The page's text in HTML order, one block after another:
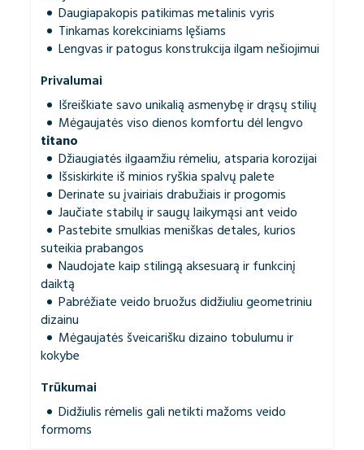
Daugiapakopis patikimas metalinis vyris
Tinkamas korekciniams lęšiams
Lengvas ir patogus konstrukcija ilgam nešiojimui
Privalumai
Išreiškiate savo unikalią asmenybę ir drąsų stilių
Mėgaujatės viso dienos komfortu dėl lengvo
titano
Džiaugiatės ilgaamžiu rėmeliu, atsparia korozijai
Išsiskirkite iš minios ryškia spalvų palete
Derinate su įvairiais drabužiais ir progomis
Jaučiate stabilų ir saugų laikymąsi ant veido
Pastebite smulkias meniškas detales, kurios
suteikia prabangos
Naudojate kaip stilingą aksesuarą ir funkcinį
daiktą
Pabrėžiate veido bruožus didžiuliu geometriniu
dizainu
Mėgaujatės šveicarišku dizaino tobulumu ir
kokybe
Trūkumai
Didžiulis rėmelis gali netikti mažoms veido
formoms